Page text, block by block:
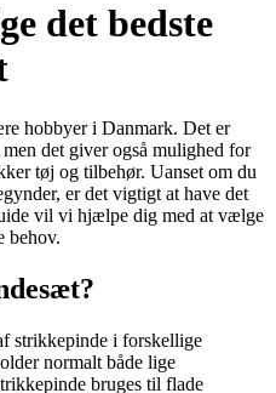
det bedste
hobbyer i Danmark. Det er
det giver også mulighed for
tøj og tilbehør. Uanset om du
er det vigtigt at have det
vil vi hjælpe dig med at vælge
behov.
strikkepinde i forskellige
normalt både lige
bruges til flade